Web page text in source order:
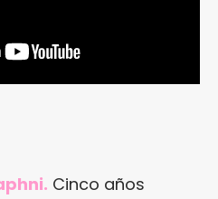
Cinco años